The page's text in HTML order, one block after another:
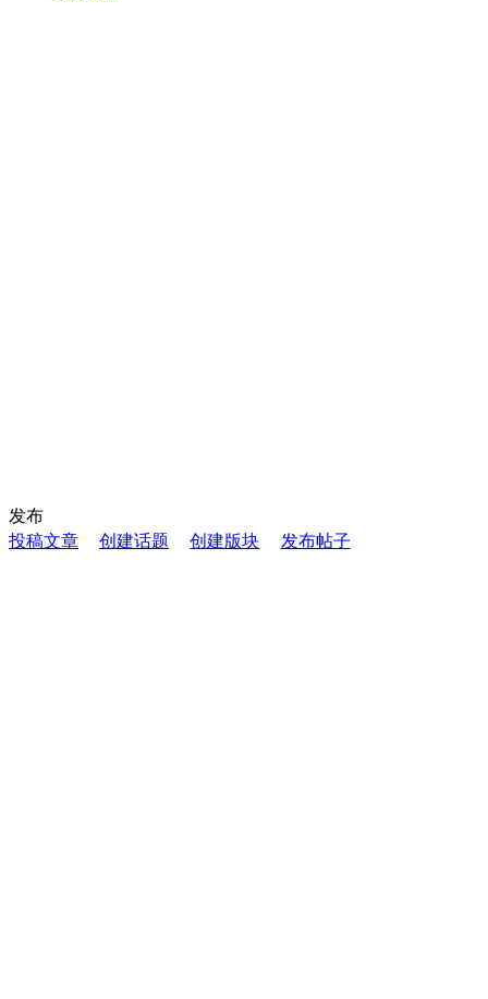
发布
投稿文章
创建话题 创建版块 发布帖子